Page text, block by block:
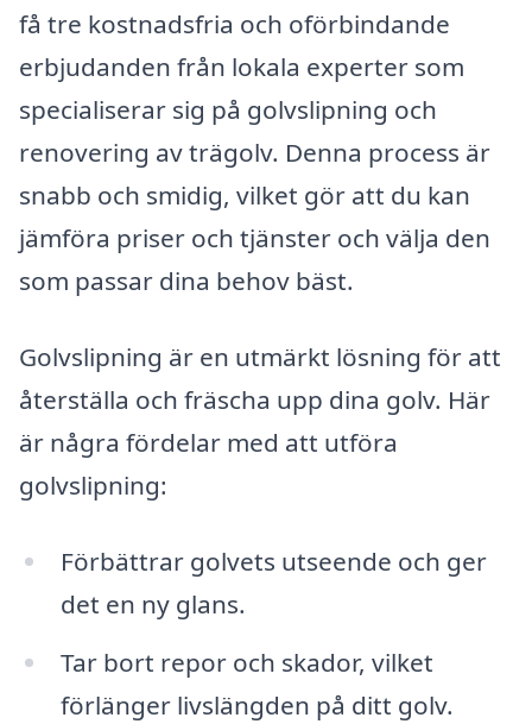
få tre kostnadsfria och oförbindande
erbjudanden från lokala experter som
specialiserar sig på golvslipning och
renovering av trägolv. Denna process är
snabb och smidig, vilket gör att du kan
jämföra priser och tjänster och välja den
som passar dina behov bäst.
Golvslipning är en utmärkt lösning för att
återställa och fräscha upp dina golv. Här
är några fördelar med att utföra
golvslipning:
Förbättrar golvets utseende och ger
det en ny glans.
Tar bort repor och skador, vilket
förlänger livslängden på ditt golv.